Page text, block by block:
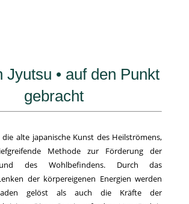
Jyutsu • auf den Punkt
gebracht
die alte japanische Kunst des Heilströmens,
Methode zur Förderung der
des Wohlbefindens. Durch das
der körpereigenen Energien werden
gelöst als auch die Kräfte der